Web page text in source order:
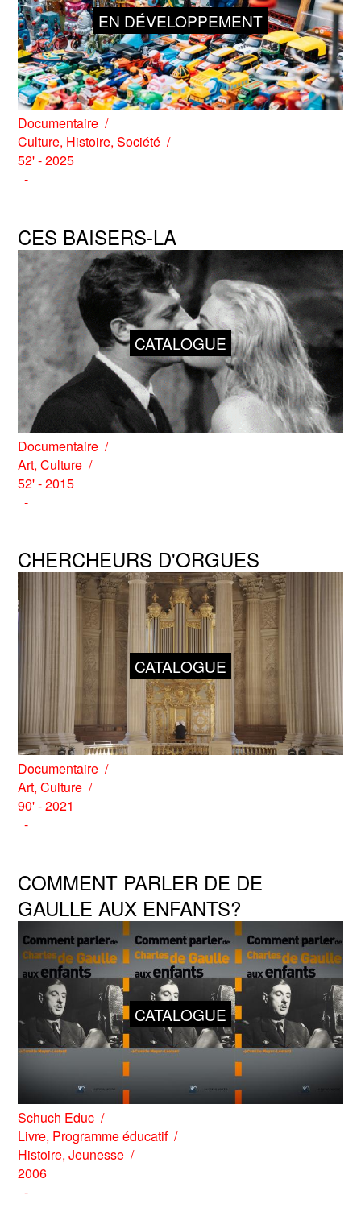
EN DÉVELOPPEMENT
Documentaire
Culture, Histoire,Société
52' - 2025
CES BAISERS-LA
CATALOGUE
Documentaire
Art,Culture
52' - 2015
CHERCHEURS D'ORGUES
CATALOGUE
Documentaire
Art,Culture
90' - 2021
COMMENT PARLER DE DE
GAULLE AUX ENFANTS?
CATALOGUE
Schuch Educ
Livre, Programme éducatif
Histoire,Jeunesse
2006